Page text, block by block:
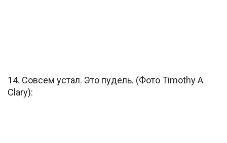
14. Совсем устал. Это пудель. (Фото Timothy A
Clary):